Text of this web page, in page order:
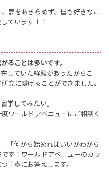
夢をあきらめず、皆も好きなこ
ています！！
ることは多いです。
していた経験があったからこ
究に繋げることができました。
学してみたい」
ワールドアベニューにご相談く
「何から始めればいいかわから
す！ワールドアベニューのカウ
丁寧にお答えします。